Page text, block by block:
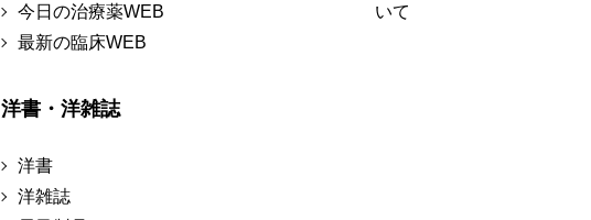
今日の治療薬WEB
最新の臨床WEB
洋書・洋雑誌
洋書
洋雑誌
いて